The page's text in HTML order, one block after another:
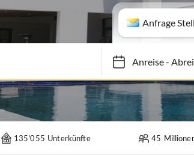
Anfrage
Anreise-
135'055 Unterkünfte 45